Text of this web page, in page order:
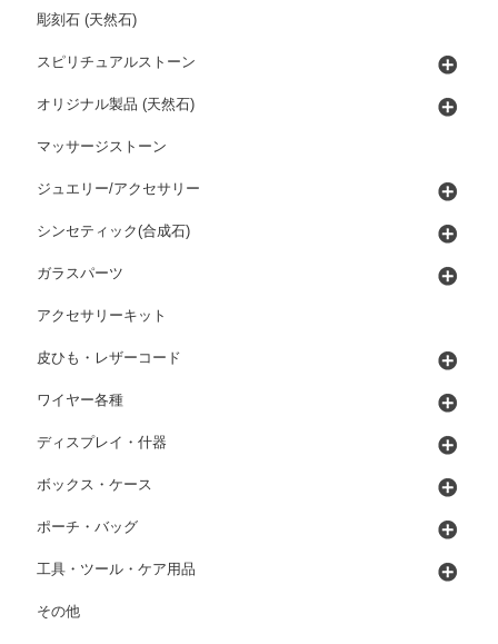
彫刻石 (天然石)
スピリチュアルストーン
オリジナル製品 (天然石)
マッサージストーン
ジュエリー/アクセサリー
シンセティック(合成石)
ガラスパーツ
アクセサリーキット
皮ひも・レザーコード
ワイヤー各種
ディスプレイ・什器
ボックス・ケース
ポーチ・バッグ
工具・ツール・ケア用品
その他